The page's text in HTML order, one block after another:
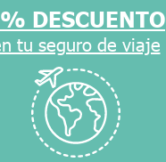
DESCUENTO
tu seguro de viaje